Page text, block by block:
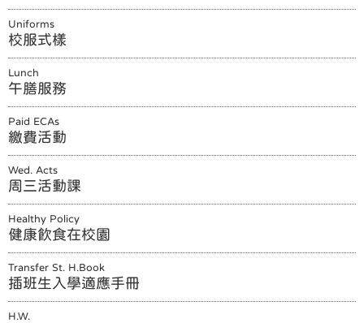
Uniforms
校服式樣
Lunch
午膳服務
Paid ECAs
繳費活動
Wed. Acts
周三活動課
Healthy Policy
健康飲食在校園
Transfer St. H.Book
插班生入學適應手冊
H.W.